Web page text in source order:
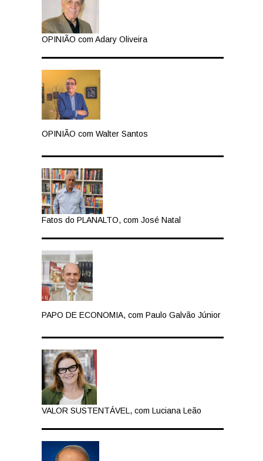
OPINIÃO com Adary Oliveira
OPINIÃO com Walter Santos
Fatos do PLANALTO, com José Natal
PAPO DE ECONOMIA, com Paulo Galvão Júnior
VALOR SUSTENTÁVEL, com Luciana Leão